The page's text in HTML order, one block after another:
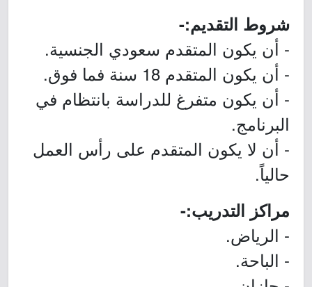
شروط التقديم:-
- أن يكون المتقدم سعودي الجنسية.
- أن يكون المتقدم 18 سنة فما فوق.
- أن يكون متفرغ للدراسة بانتظام في
البرنامج.
- أن لا يكون المتقدم على رأس العمل
حالياً.
مراكز التدريب:-
- الرياض.
- الباحة.